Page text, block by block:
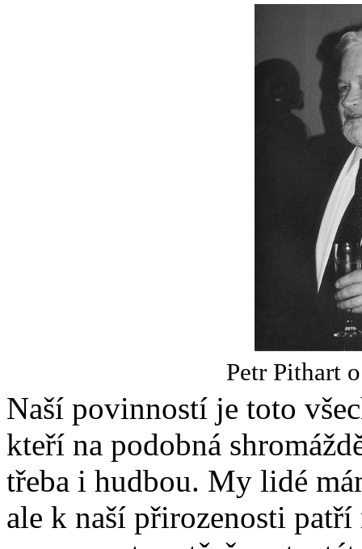
Petr Pithart
Naší povinností je toto
kteří na podobná
třeba i hudbou. My lidé
ale k naší přirozenosti